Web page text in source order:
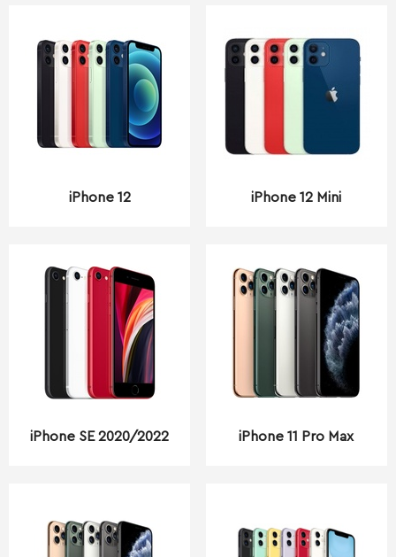
iPhone 12 iPhone 12 Mini
iPhone SE 2020/2022 iPhone 11 Pro Max